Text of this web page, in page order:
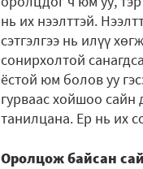
нь их нээлттэй.
сэтгэлгээ нь илүү
сонирхолтой
ёстой юм болов уу
гурваас хойшоо сайн
танилцана. Ер нь их
Оролцож байсан